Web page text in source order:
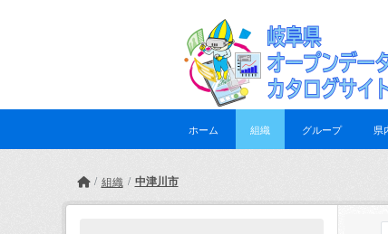
ホーム 組織 グループ 県
組織 中津川市